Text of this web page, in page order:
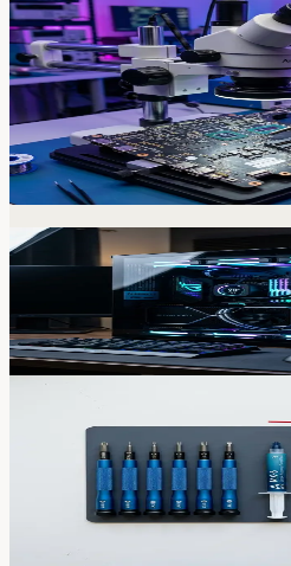
Asus, Lenovo, HP, Dell, Acer,
anakart seviyesinde müdahale,
onarımı.
İncele
Masaüstü Bilgisayar
İster hayalinizdeki oyun
ister mevcut sisteminizi
İncele
Periyodik Bakım
Bilgisayar, laptop, PlayStation
yapıyoruz.